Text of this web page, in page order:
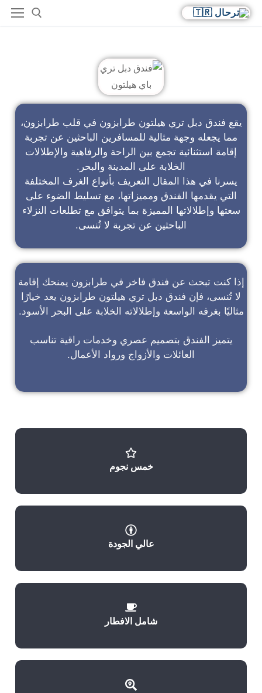
يقع فندق دبل تري هيلتون طرابزون في قلب طرابزون،
مما يجعله وجهة مثالية للمسافرين الباحثين عن تجربة
إقامة استثنائية تجمع بين الراحة والرفاهية والإطلالات
الخلابة على المدينة والبحر.
يسرنا في هذا المقال التعريف بأنواع الغرف المختلفة
التي يقدمها الفندق ومميزاتها، مع تسليط الضوء على
سعتها وإطلالاتها المميزة بما يتوافق مع تطلعات النزلاء
الباحثين عن تجربة لا تُنسى.
إذا كنت تبحث عن فندق فاخر في طرابزون يمنحك إقامة
لا تُنسى، فإن فندق دبل تري هيلتون طرابزون يعد خيارًا
مثاليًا بغرفه الواسعة وإطلالاته الخلابة على البحر الأسود.
يتميز الفندق بتصميم عصري وخدمات راقية تناسب
العائلات والأزواج ورواد الأعمال.
خمس نجوم
عالي الجودة
شامل الافطار